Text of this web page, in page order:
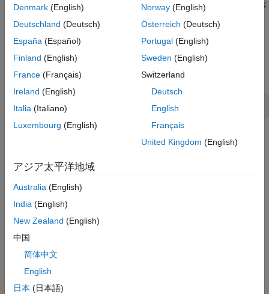
定余裕など、指定した設計要件をシステムが満たすように自由パ
制御システム モデル
この例では、Simulink モデル rct_helicoを使用します。モデル
を開きます。
open_system(
プラント
れる 8 状態のヘリコプター モデルです。状態ベクトル
Denmark (English)
Deutschland (Deutsch)
España (Español)
Finland (English)
France (Français)
Ireland (English)
Italia (Italiano)
Luxembourg (English)
Norway(English)
Österreich (Deutsch)
Portugal(English)
Sweden (English)
Switzerland
Deutsch
English
Français
United Kingdom (English)
アジア太平洋地域
Australia (English)
India (English)
New Zealand (English)
中国
简体中文
English
日本 (日本語)